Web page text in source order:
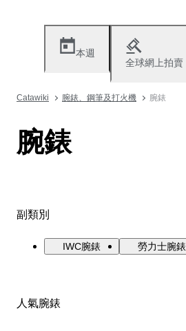
本週
全球網上拍賣
Catawiki 腕錶、鋼筆及打火機 腕錶
腕錶
副類別
IWC腕錶 勞力士腕錶
人氣腕錶